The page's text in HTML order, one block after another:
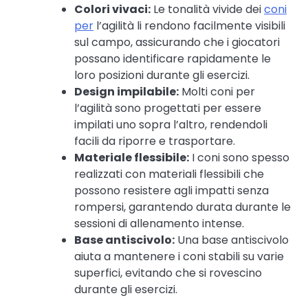
Colori vivaci: Le tonalità vivide deiconi
per l’agilità li rendono facilmente visibili
sul campo, assicurando che i giocatori
possano identificare rapidamente le
loro posizioni durante gli esercizi.
Design impilabile: Molti coni per
l’agilità sono progettati per essere
impilati uno sopra l’altro, rendendoli
facili da riporre e trasportare.
Materiale flessibile: I coni sono spesso
realizzati con materiali flessibili che
possono resistere agli impatti senza
rompersi, garantendo durata durante le
sessioni di allenamento intense.
Base antiscivolo: Una base antiscivolo
aiuta a mantenere i coni stabili su varie
superfici, evitando che si rovescino
durante gli esercizi.